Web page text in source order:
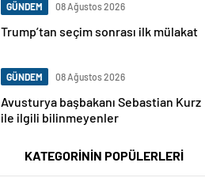
GÜNDEM 08 Ağustos 2026
Trump’tan seçim sonrası ilk mülakat
GÜNDEM 08 Ağustos 2026
Avusturya başbakanı Sebastian Kurz
ile ilgili bilinmeyenler
KATEGORİNİN POPÜLERLERİ